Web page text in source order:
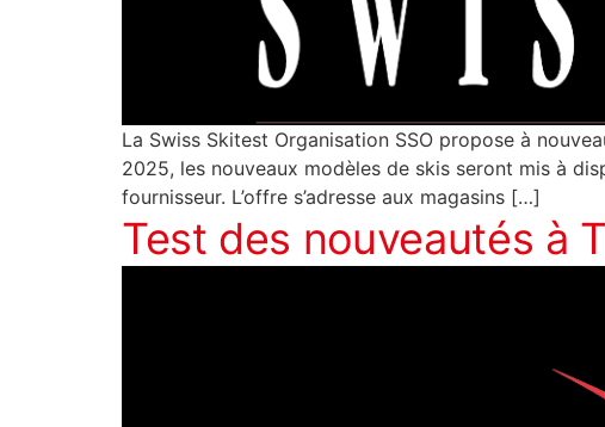
La Swiss Skitest Organisation SSO propose à
2025, les nouveaux modèles de skis seront mis à
fournisseur. L’offre s’adresse aux magasins […]
Test des nouveautés à